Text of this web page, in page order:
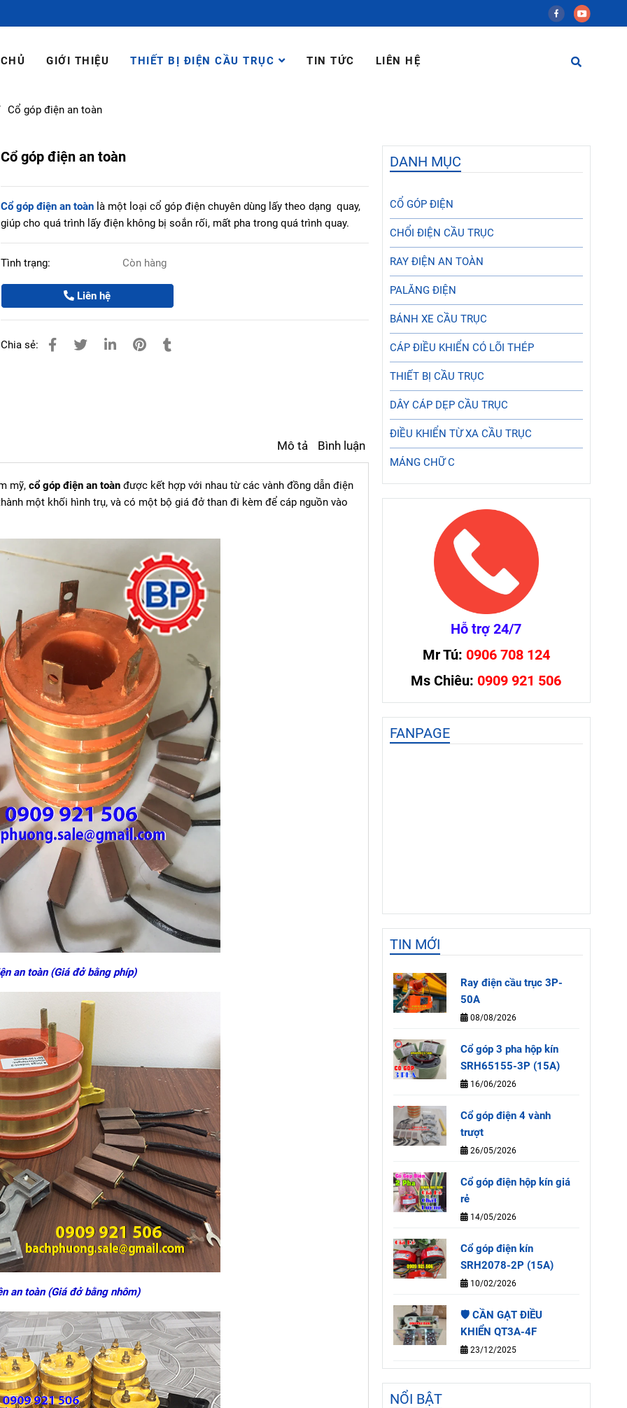
GIỚI THIỆU THIẾT BỊ ĐIỆN CẦU TRỤC TIN TỨC LIÊN HỆ
Cổ góp điện an toàn
Cổ góp điện an toàn
Cổ góp điện an toànlà một loại cổ góp điện chuyên dùng lấy theo dạng quay,
giúp cho quá trình lấy điện không bị soắn rối, mất pha trong quá trình quay.
Tình trạng: Còn hàng
Liên hệ
Chia sẻ:
Mô tả Bình luận
mỹ, cổ góp điện an toàn được kết hợp với nhau từ các vành đồng dẫn điện
một khối hình trụ, và có một bộ giá đở than đi kèm để cáp nguồn vào
an toàn (Giá đở bằng phíp)
an toàn (Giá đở bằng nhôm)
DANH MỤC
CỔ GÓP ĐIỆN
CHỔI ĐIỆN CẦU TRỤC
RAY ĐIỆN AN TOÀN
PALĂNG ĐIỆN
BÁNH XE CẦU TRỤC
CÁP ĐIỀU KHIỂN CÓ LÕI THÉP
THIẾT BỊ CẦU TRỤC
DÂY CÁP DẸP CẦU TRỤC
ĐIỀU KHIỂN TỪ XA CẦU TRỤC
MÁNG CHỮ C
Hỗ trợ 24/7
Mr Tú: 0906 708 124
Ms Chiêu: 0909 921 506
FANPAGE
TIN MỚI
Ray điện cầu trục 3P-
50A
08/08/2026
Cổ góp 3 pha hộp kín
SRH65155-3P (15A)
16/06/2026
Cổ góp điện 4 vành
trượt
26/05/2026
Cổ góp điện hộp kín giá
rẻ
14/05/2026
Cổ góp điện kín
SRH2078-2P (15A)
10/02/2026
🛡️ CẦN GẠT ĐIỀU
KHIỂN QT3A-4F
23/12/2025
NỔI BẬT